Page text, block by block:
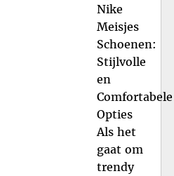
Nike
Meisjes
Schoenen:
Stijlvolle
en
Comfortabele
Opties
Als het
gaat om
trendy